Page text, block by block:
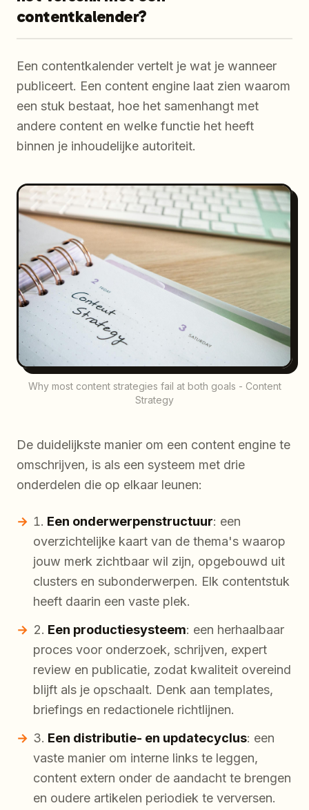
contentkalender?
Een contentkalender vertelt je wat je wanneer
publiceert. Een content engine laat zien waarom
een stuk bestaat, hoe het samenhangt met
andere content en welke functie het heeft
binnen je inhoudelijke autoriteit.
Why most content strategies fail at both goals - Content
Strategy
De duidelijkste manier om een content engine te
omschrijven, is als een systeem met drie
onderdelen die op elkaar leunen:
Een onderwerpenstructuur: een
overzichtelijke kaart van de thema's waarop
jouw merk zichtbaar wil zijn, opgebouwd uit
clusters en subonderwerpen. Elk contentstuk
heeft daarin een vaste plek.
Een productiesysteem: een herhaalbaar
proces voor onderzoek, schrijven, expert
review en publicatie, zodat kwaliteit overeind
blijft als je opschaalt. Denk aan templates,
briefings en redactionele richtlijnen.
Een distributie- en updatecyclus: een
vaste manier om interne links te leggen,
content extern onder de aandacht te brengen
en oudere artikelen periodiek te verversen.